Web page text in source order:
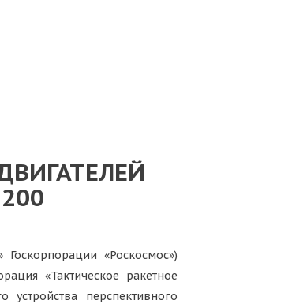
«Роскосмос»)
«Тактическое ракетное
перспективного